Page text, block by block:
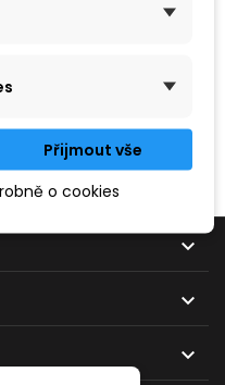



Přijmout vše
o cookies